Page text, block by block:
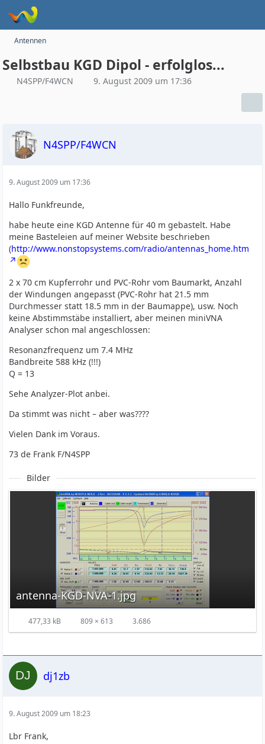
Antennen
Selbstbau KGD Dipol - erfolglos...
N4SPP/F4WCN 9. August 2009 um 17:36
N4SPP/F4WCN
9. August 2009 um 17:36
Hallo Funkfreunde,
habe heute eine KGD Antenne für 40 m gebastelt. Habe
meine Basteleien auf meiner Website beschrieben
(http://www.nonstopsystems.com/radio/antennas_home.htm
2 x 70 cm Kupferrohr und PVC-Rohr vom Baumarkt, Anzahl
der Windungen angepasst (PVC-Rohr hat 21.5 mm
Durchmesser statt 18.5 mm in der Baumappe), usw. Noch
keine Abstimmstäbe installiert, aber meinen miniVNA
Analyser schon mal angeschlossen:
Resonanzfrequenz um 7.4 MHz
Bandbreite 588 kHz (!!!)
Q = 13
Sehe Analyzer-Plot anbei.
Da stimmt was nicht – aber was????
Vielen Dank im Voraus.
73 de Frank F/N4SPP
Bilder
antenna-KGD-NVA-1.jpg
477,33 kB 809 × 613 3.686
dj1zb
9. August 2009 um 18:23
Lbr Frank,